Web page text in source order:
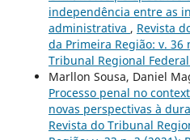
independência entre as
administrativa , Revista
da Primeira Região: v. 36
Tribunal Regional
Marllon Sousa, Daniel
Processo penal no
novas perspectivas à
Revista do Tribunal